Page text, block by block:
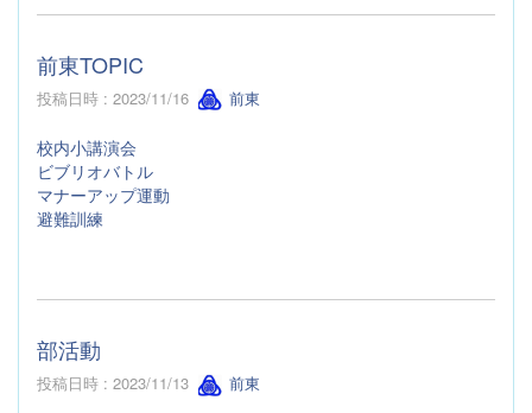
前東TOPIC
投稿日時 : 2023/11/16 前東
校内小講演会
ビブリオバトル
マナーアップ運動
避難訓練
部活動
投稿日時 : 2023/11/13 前東